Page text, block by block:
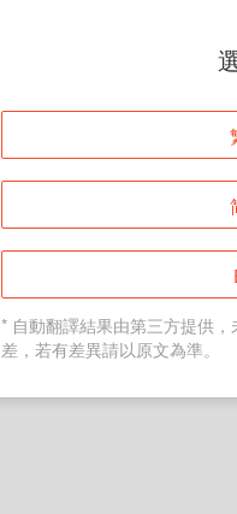
* 自動翻譯結果由第三方提供
差，若有差異請以原文為準。